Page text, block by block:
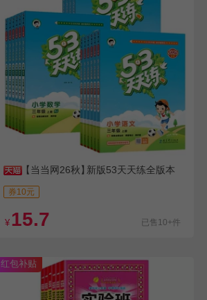
【当当网26秋】新版53天天练全版本
券10元
¥ 15.7 已售10+件
红包补贴